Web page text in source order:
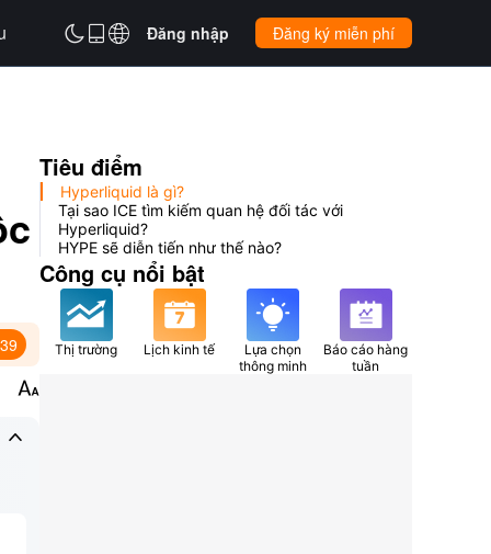
 Đăng nhập Đăng ký miễn phí


Tiêu điểm
Hyperliquid là gì?
Tại sao ICE tìm kiếm quan hệ đối tác với
Hyperliquid?
HYPE sẽ diễn tiến như thế nào?
Công cụ nổi bật
Thị trường Lịch kinh tế
Lựa chọn
thông minh
Báo cáo hàng
tuần